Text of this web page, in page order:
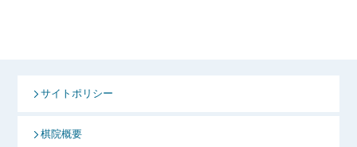
サイトポリシー
棋院概要